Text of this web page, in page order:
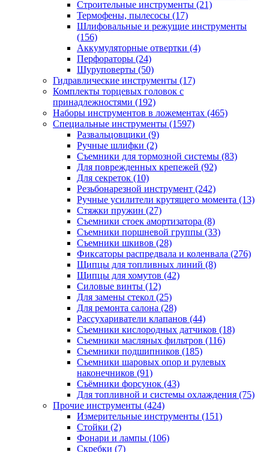
Строительные инструменты (21)
Термофены, пылесосы (17)
Шлифовальные и режущие инструменты
(156)
Аккумуляторные отвертки (4)
Перфораторы (24)
Шуруповерты (50)
Гидравлические инструменты (17)
Комплекты торцевых головок с
принадлежностями (192)
Наборы инструментов в ложементах (465)
Специальные инструменты (1597)
Развальцовщики (9)
Ручные шлифки (2)
Съемники для тормозной системы (83)
Для поврежденных крепежей (92)
Для секреток (10)
Резьбонарезной инструмент (242)
Ручные усилители крутящего момента (13)
Стяжки пружин (27)
Съемники стоек амортизатора (8)
Съемники поршневой группы (33)
Съемники шкивов (28)
Фиксаторы распредвала и коленвала (276)
Щипцы для топливных линий (8)
Щипцы для хомутов (42)
Силовые винты (12)
Для замены стекол (25)
Для ремонта салона (28)
Рассухариватели клапанов (44)
Съемники кислородных датчиков (18)
Съемники масляных фильтров (116)
Съемники подшипников (185)
Съемники шаровых опор и рулевых
наконечников (91)
Съёмники форсунок (43)
Для топливной и системы охлаждения (75)
Прочие инструменты (424)
Измерительные инструменты (151)
Стойки (2)
Фонари и лампы (106)
Скребки (7)